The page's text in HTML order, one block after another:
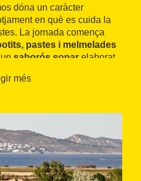
dóna un caràcter
en què es cuida la
La jornada comença
pastes i melmelades
saborós sopar elaborat
més